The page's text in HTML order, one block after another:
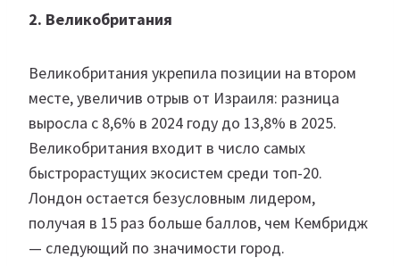
2. Великобритания
Великобритания укрепила позиции на втором
месте, увеличив отрыв от Израиля: разница
выросла с 8,6% в 2024 году до 13,8% в 2025.
Великобритания входит в число самых
быстрорастущих экосистем среди топ-20.
Лондон остается безусловным лидером,
получая в 15 раз больше баллов, чем Кембридж
— следующий по значимости город.